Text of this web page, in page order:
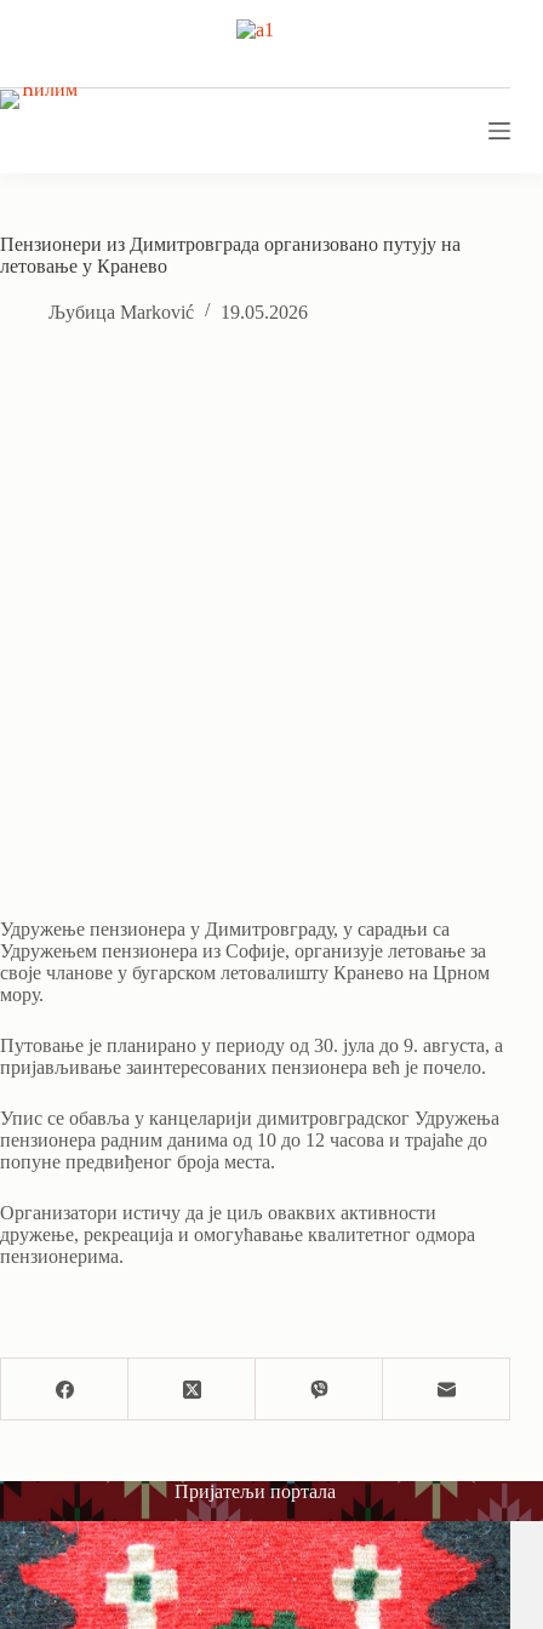
Пензионери из Димитровграда организовано путују на
летовање у Кранево
Љубица Marković 19.05.2026
Удружење пензионера у Димитровграду, у сарадњи са
Удружењем пензионера из Софије, организује летовање за
своје чланове у бугарском летовалишту Кранево на Црном
мору.
Путовање је планирано у периоду од 30. јула до 9. августа, а
пријављивање заинтересованих пензионера већ је почело.
Упис се обавља у канцеларији димитровградског Удружења
пензионера радним данима од 10 до 12 часова и трајаће до
попуне предвиђеног броја места.
Организатори истичу да је циљ оваквих активности
дружење, рекреација и омогућавање квалитетног одмора
пензионерима.
Пријатељи портала